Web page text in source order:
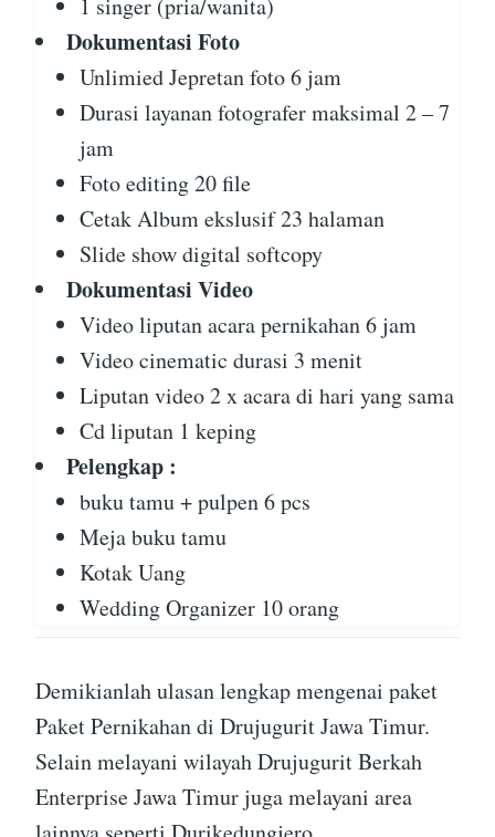
1 singer (pria/wanita)
Dokumentasi Foto
Unlimied Jepretan foto 6 jam
Durasi layanan fotografer maksimal 2 – 7
jam
Foto editing 20 file
Cetak Album ekslusif 23 halaman
Slide show digital softcopy
Dokumentasi Video
Video liputan acara pernikahan 6 jam
Video cinematic durasi 3 menit
Liputan video 2 x acara di hari yang sama
Cd liputan 1 keping
Pelengkap :
buku tamu + pulpen 6 pcs
Meja buku tamu
Kotak Uang
Wedding Organizer 10 orang
Demikianlah ulasan lengkap mengenai paket
Paket Pernikahan di Drujugurit Jawa Timur.
Selain melayani wilayah Drujugurit Berkah
Enterprise Jawa Timur juga melayani area